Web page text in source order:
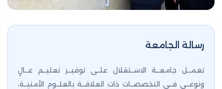
رسالة الجامعة
تعمــل جامعــة الاســتقلال علــى توفيــر تعليــم عــالٍ
ونوعــي فــي التخصصــات ذات العلاقــة بالعلــوم الأمنيــة،